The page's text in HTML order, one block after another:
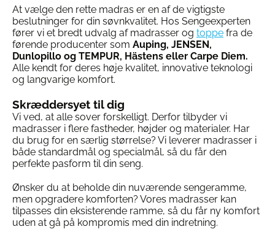
varianter.
Mulighederne
kan
vælges
på
varesiden
varianter.
Mulighederne
kan
vælges
på
varesiden
At vælge den rette madras er en af de vigtigste
beslutninger for din søvnkvalitet. Hos Sengeexperten
fører vi et bredt udvalg af madrasser og toppe fra de
førende producenter som Auping, JENSEN,
Dunlopillo og TEMPUR, Hästens eller Carpe Diem.
Alle kendt for deres høje kvalitet, innovative teknologi
og langvarige komfort.
Skræddersyet til dig
Vi ved, at alle sover forskelligt. Derfor tilbyder vi
madrasser i flere fastheder, højder og materialer. Har
du brug for en særlig størrelse? Vi leverer madrasser i
både standardmål og specialmål, så du får den
perfekte pasform til din seng.
Ønsker du at beholde din nuværende sengeramme,
men opgradere komforten? Vores madrasser kan
tilpasses din eksisterende ramme, så du får ny komfort
uden at gå på kompromis med din indretning.